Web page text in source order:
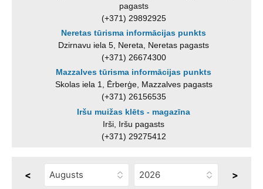
pagasts
(+371) 29892925
Neretas tūrisma informācijas punkts
Dzirnavu iela 5, Nereta, Neretas pagasts
(+371) 26674300
Mazzalves tūrisma informācijas punkts
Skolas iela 1, Ērberģe, Mazzalves pagasts
(+371) 26156535
Iršu muižas klēts - magazīna
Irši, Iršu pagasts
(+371) 29275412
< >